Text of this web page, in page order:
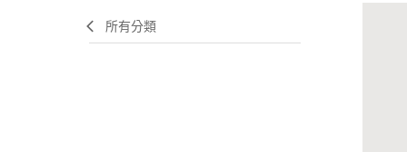
所有分類